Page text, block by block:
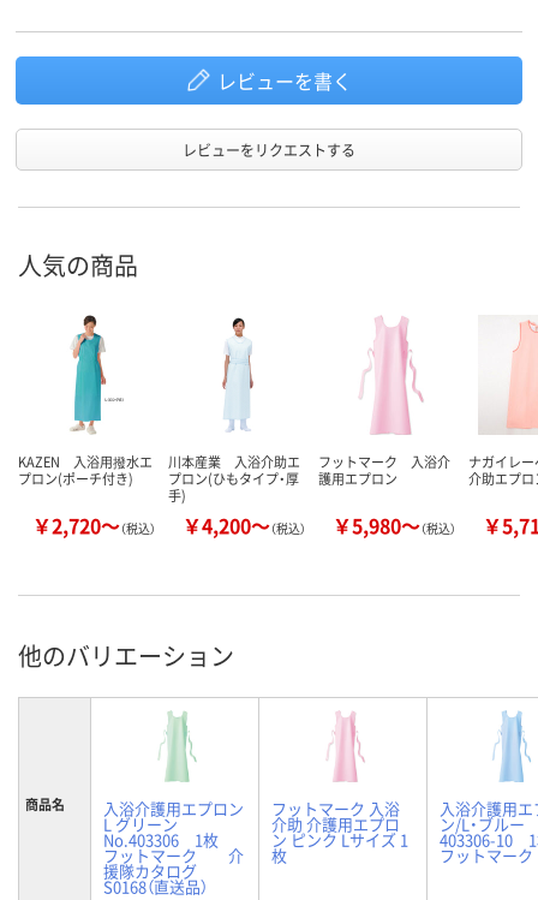
レビューを書く
レビューをリクエストする
人気の商品
KAZEN 入浴用撥水エ
プロン(ポーチ付き)
￥2,720～（税込）
川本産業 入浴介助エ
プロン(ひもタイプ・厚
手)
￥4,200～（税込）
フットマーク 入浴介
護用エプロン
￥5,980～（税込）
ナガイレ
介助エプロ
￥
他のバリエーション
商品名 入浴介護用エプロン
L グリーン
No.403306 1枚
フットマーク 介
援隊カタログ
S0168（直送品）
フットマーク 入浴
介助 介護用エプロ
ン ピンク Lサイズ 1
枚
入浴介護用エ
ン/L・ブル
403306-10
フットマーク